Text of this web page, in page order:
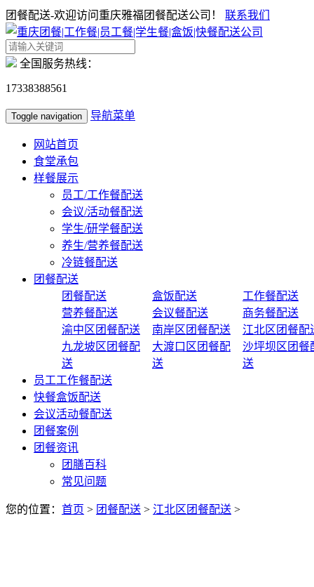
团餐配送-欢迎访问重庆雅福团餐配送公司！ 联系我们
全国服务热线：
17338388561
Toggle navigation 导航菜单
网站首页
食堂承包
样餐展示
员工/工作餐配送
会议/活动餐配送
学生/研学餐配送
养生/营养餐配送
冷链餐配送
团餐配送
团餐配送
盒饭配送
工作餐配送
营养餐配送
会议餐配送
商务餐配送
渝中区团餐配送
南岸区团餐配送
江北区团餐配
九龙坡区团餐配
送
大渡口区团餐配
送
沙坪坝区团餐
送
员工工作餐配送
快餐盒饭配送
会议活动餐配送
团餐案例
团餐资讯
团膳百科
常见问题
您的位置： 首页 > 团餐配送 > 江北区团餐配送 >